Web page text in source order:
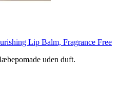
Lip Balm, Fragrance Free
uden duft.